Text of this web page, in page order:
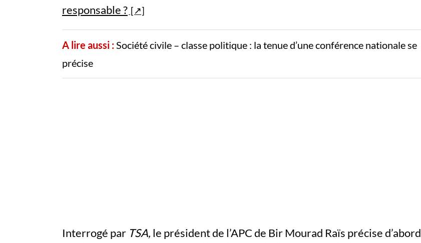
responsable ?
A lire aussi :Société civile – classe politique : la tenue d’une conférence nationale se
précise
Interrogé par TSA, le président de l’APC de Bir Mourad Raïs précise d’abord